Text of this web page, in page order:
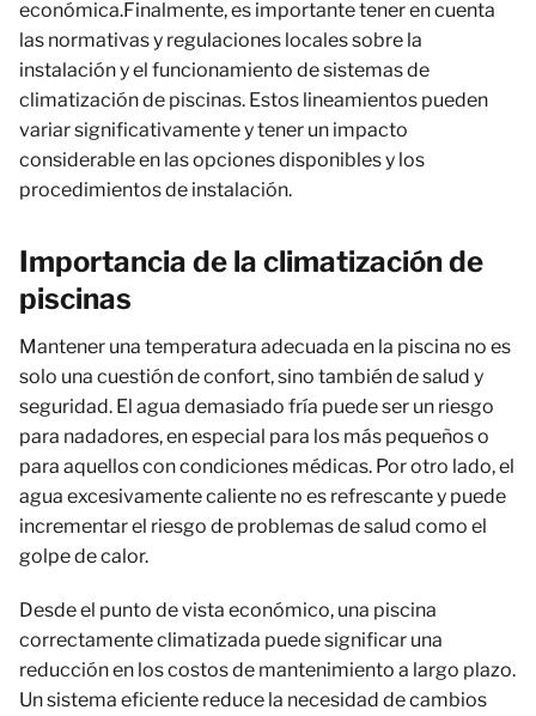
económica.Finalmente, es importante tener en cuenta
las normativas y regulaciones locales sobre la
instalación y el funcionamiento de sistemas de
climatización de piscinas. Estos lineamientos pueden
variar significativamente y tener un impacto
considerable en las opciones disponibles y los
procedimientos de instalación.
Importancia de la climatización de
piscinas
Mantener una temperatura adecuada en la piscina no es
solo una cuestión de confort, sino también de salud y
seguridad. El agua demasiado fría puede ser un riesgo
para nadadores, en especial para los más pequeños o
para aquellos con condiciones médicas. Por otro lado, el
agua excesivamente caliente no es refrescante y puede
incrementar el riesgo de problemas de salud como el
golpe de calor.
Desde el punto de vista económico, una piscina
correctamente climatizada puede significar una
reducción en los costos de mantenimiento a largo plazo.
Un sistema eficiente reduce la necesidad de cambios